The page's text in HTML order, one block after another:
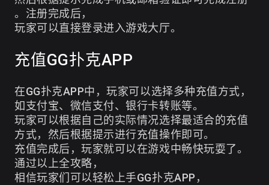
。注册完成后，
玩家可以直接登录进入游戏大厅。
充值GG扑克APP
在GG扑克APP中，玩家可以选择多种充值方式，
如支付宝、微信支付、银行卡转账等。
玩家可以根据自己的实际情况选择最适合的充值
方式，然后根据提示进行充值操作即可。
充值完成后，玩家就可以在游戏中畅快玩耍了。
通过以上全攻略，
相信玩家们可以轻松上手GG扑克APP，